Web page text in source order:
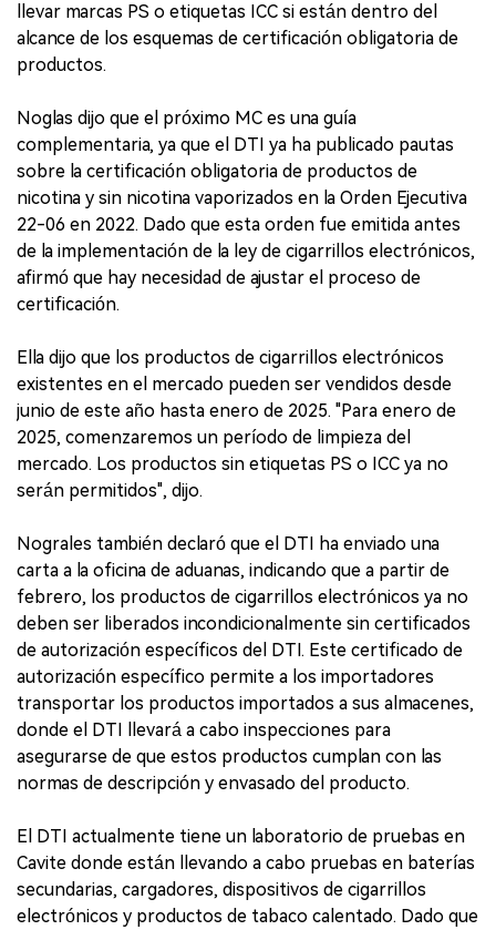
llevar marcas PS o etiquetas ICC si están dentro del
alcance de los esquemas de certificación obligatoria de
productos.
Noglas dijo que el próximo MC es una guía
complementaria, ya que el DTI ya ha publicado pautas
sobre la certificación obligatoria de productos de
nicotina y sin nicotina vaporizados en la Orden Ejecutiva
22-06 en 2022. Dado que esta orden fue emitida antes
de la implementación de la ley de cigarrillos electrónicos,
afirmó que hay necesidad de ajustar el proceso de
certificación.
Ella dijo que los productos de cigarrillos electrónicos
existentes en el mercado pueden ser vendidos desde
junio de este año hasta enero de 2025. "Para enero de
2025, comenzaremos un período de limpieza del
mercado. Los productos sin etiquetas PS o ICC ya no
serán permitidos", dijo.
Nograles también declaró que el DTI ha enviado una
carta a la oficina de aduanas, indicando que a partir de
febrero, los productos de cigarrillos electrónicos ya no
deben ser liberados incondicionalmente sin certificados
de autorización específicos del DTI. Este certificado de
autorización específico permite a los importadores
transportar los productos importados a sus almacenes,
donde el DTI llevará a cabo inspecciones para
asegurarse de que estos productos cumplan con las
normas de descripción y envasado del producto.
El DTI actualmente tiene un laboratorio de pruebas en
Cavite donde están llevando a cabo pruebas en baterías
secundarias, cargadores, dispositivos de cigarrillos
electrónicos y productos de tabaco calentado. Dado que